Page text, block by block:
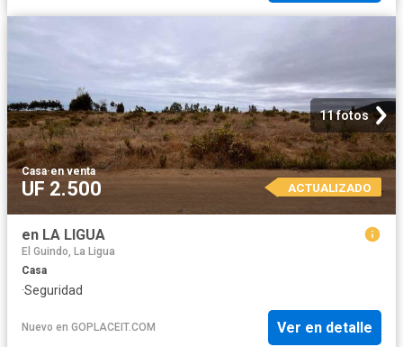
11 fotos
Casa·en venta
UF 2.500 ACTUALIZADO
en LA LIGUA
El Guindo, La Ligua
Casa
·Seguridad
Nuevo en GOPLACEIT.COM Ver en detalle